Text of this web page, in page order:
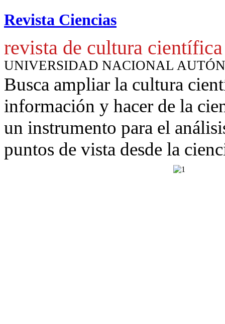
Revista Ciencias
revista de cultura científica
UNIVERSIDAD NACIONAL
Busca ampliar la cultura
información y hacer de la
un instrumento para el
puntos de vista desde la